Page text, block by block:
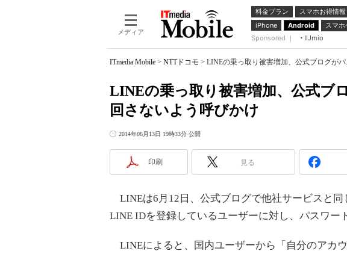
メディア
料金プラン スマホお得情報
iPhone
Android スマホ
Sponsored ｜
IIJmio
ITmedia Mobile > NTTドコモ > LINEの乗っ取り被害増加、公式ブログが
LINEの乗っ取り被害増加、公式ブ
回さないよう呼びかけ
2014年06月13日 19時33分 公開
印刷 見る
LINEは6月12日、公式ブログで他社サービスと
LINE IDを登録しているユーザーに対し、パスワー
LINEによると、国内ユーザーから「自分のアカ